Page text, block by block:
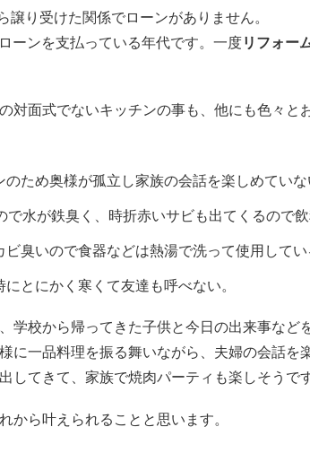
譲り受けた関係でローンがありません。
ーンを支払っている年代です。一度リフォー
対面式でないキッチンの事も、他にも色々と
ため奥様が孤立し家族の会話を楽しめていな
で水が鉄臭く、時折赤いサビも出てくるので飲
臭いので食器などは熱湯で洗って使用してい
とにかく寒くて友達も呼べない。
学校から帰ってきた子供と今日の出来事など
に一品料理を振る舞いながら、夫婦の会話を
してきて、家族で焼肉パーティも楽しそうです
から叶えられることと思います。